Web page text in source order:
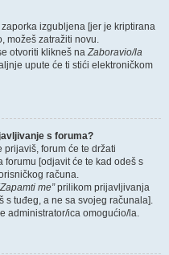
izgubljena [jer je kriptirana
možeš zatražiti novu.
otvoriti klikneš naZaboravio/la
upute će ti stići elektroničkom
s foruma?
prijaviš, forum će te držati
[odjavit će te kad odeš s
računa.
me”prilikom prijavljivanja
s tuđeg, a ne sa svojeg računala].
administrator/ica omogućio/la.